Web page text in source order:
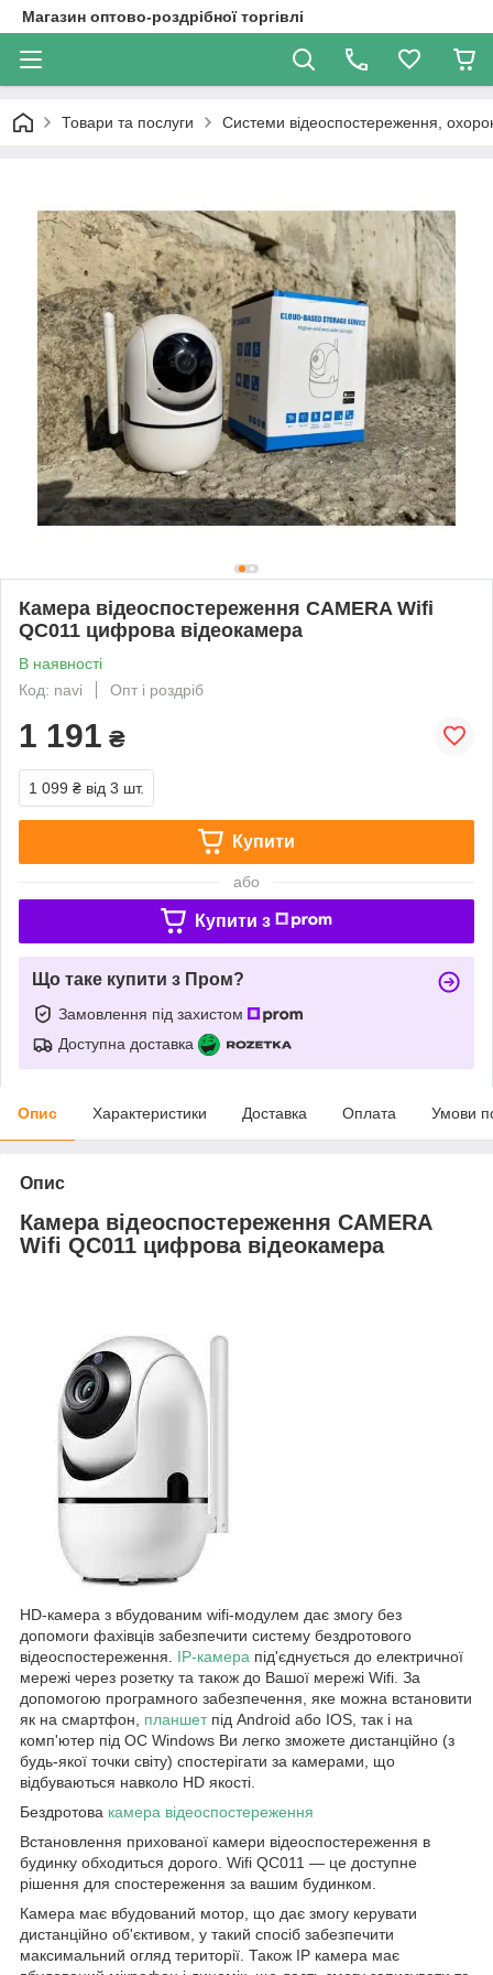
Магазин оптово-роздрібної торгівлі
Товари та послуги Системи відеоспостереження,
Камера відеоспостереження CAMERA Wifi
QC011 цифрова відеокамера
В наявності
Код: navi
Опт і роздріб
1 191 ₴
1 099 ₴ від 3 шт.
Купити
або
Купити з
Що таке купити з Пром?
Замовлення під захистом
Доступна доставка
Опис Характеристики Доставка Оплата Умови
Опис
Камера відеоспостереження CAMERA
Wifi QC011 цифрова відеокамера
HD-камера з вбудованим wifi-модулем дає змогу без
допомоги фахівців забезпечити систему бездротового
відеоспостереження. IP-камера під'єднується до електричної
мережі через розетку та також до Вашої мережі Wifi. За
допомогою програмного забезпечення, яке можна встановити
як на смартфон, планшетпід Android або IOS, так і на
комп'ютер під ОС Windows Ви легко зможете дистанційно (з
будь-якої точки світу) спостерігати за камерами, що
відбуваються навколо HD якості.
Бездротова камера відеоспостереження
Встановлення прихованої камери відеоспостереження в
будинку обходиться дорого. Wifi QC011 — це доступне
рішення для спостереження за вашим будинком.
Камера має вбудований мотор, що дає змогу керувати
дистанційно об'єктивом, у такий спосіб забезпечити
максимальний огляд території. Також IP камера має